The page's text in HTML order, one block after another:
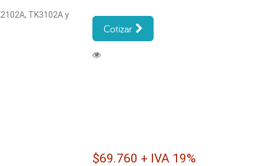
TK3102A y
Cotizar
$69.760 + IVA 19%